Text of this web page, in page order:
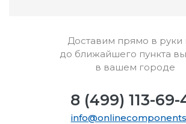
Доставим прямо в руки
до ближайшего пункта
в вашем городе
8 (499) 113-69-